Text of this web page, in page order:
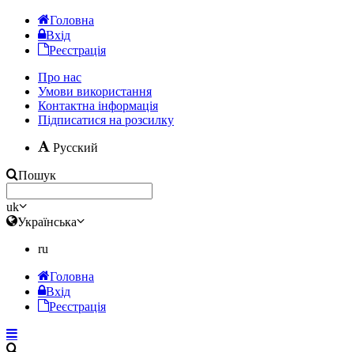
Головна
Вхід
Реєстрація
Про нас
Умови використання
Контактна інформація
Підписатися на розсилку
Русский
Пошук
uk
Українська
ru
Головна
Вхід
Реєстрація